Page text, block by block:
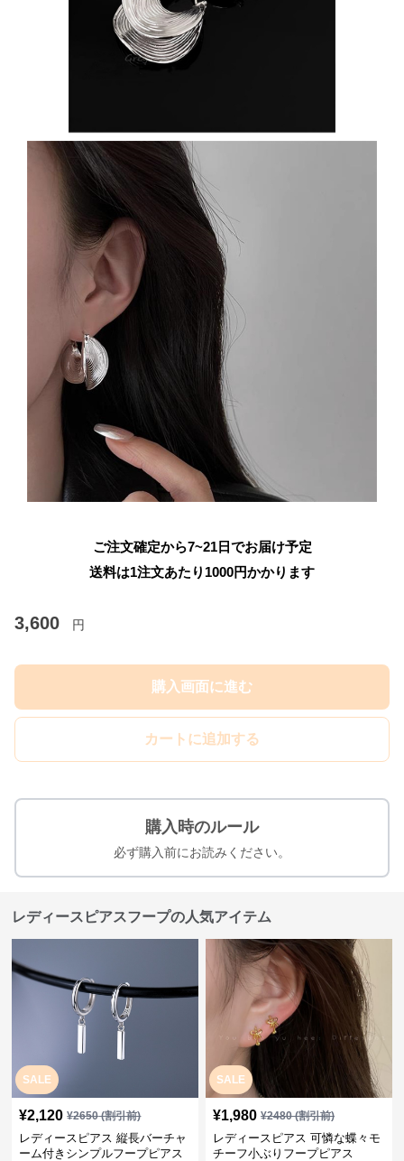
ご注文確定から7~21日でお届け予定
送料は1注文あたり 1000円かかります
3,600 円
購入画面に進む
カートに追加する
購入時のルール
必ず購入前にお読みください。
レディースピアスフープの人気アイテム
SALE
¥2,120 ¥2650(割引前)
レディースピアス 縦長バーチャ
ーム付きシンプルフープピアス
SALE
¥1,980 ¥2480(割引前)
レディースピアス 可憐な蝶々モ
チーフ小ぶりフープピアス